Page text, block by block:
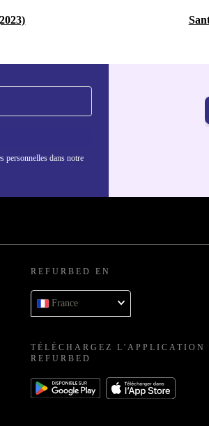
personnelles dans notre
REFURBED EN
France
TÉLÉCHARGEZ L'APPLICATION
REFURBED